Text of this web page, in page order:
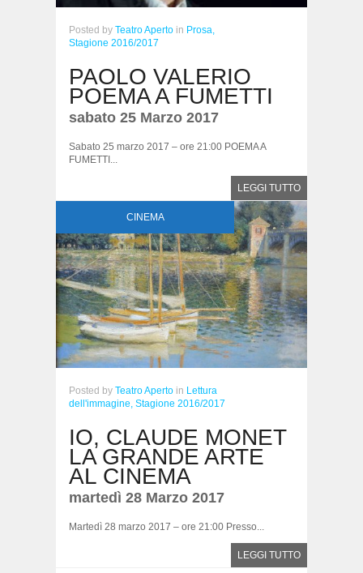
Posted by Teatro Aperto in Prosa,
Stagione 2016/2017
PAOLO VALERIO
POEMA A FUMETTI
sabato 25 Marzo 2017
Sabato 25 marzo 2017 – ore 21:00 POEMA A
FUMETTI...
LEGGI TUTTO
CINEMA
Posted by Teatro Aperto in Lettura
dell'immagine, Stagione 2016/2017
IO, CLAUDE MONET
LA GRANDE ARTE
AL CINEMA
martedì 28 Marzo 2017
Martedì 28 marzo 2017 – ore 21:00 Presso...
LEGGI TUTTO